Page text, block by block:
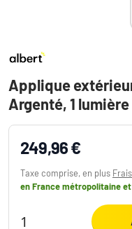
Applique
Argenté, 1 lumière
249,96 €
Taxe comprise, en plus
en France métropolitaine